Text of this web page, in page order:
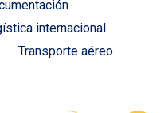
internacional
Transporte aéreo